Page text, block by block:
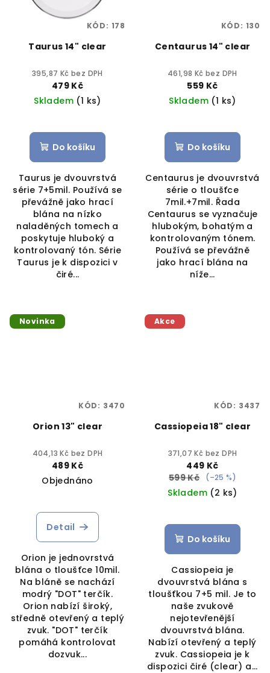
Taurus 14" clear
395,87 Kč bez DPH
479 Kč
Skladem (1 ks)
hodnocení
produktu
z
5
hvězdiček.
Do košíku
Taurus je dvouvrstvá
série 7+5mil. Používá se
převážně jako hrací
blána na nízko
naladěných tomech a
poskytuje hluboký a
kontrolovaný tón. Série
Taurus je k dispozici v
čiré...
KÓD: 178
Centaurus 14" clear
461,98 Kč bez DPH
559 Kč
Skladem (1 ks)
Do košíku
Centaurus je dvouvrstvá
série o tloušťce
7mil.+7mil. Řada
Centaurus se vyznačuje
hlubokým, bohatým a
kontrolovaným tónem.
Používá se převážně
jako hrací blána na
níže...
KÓD: 130
Novinka
Orion 13" clear
404,13 Kč bez DPH
489 Kč
Objednáno
Detail
Orion je jednovrstvá
blána o tloušťce 10mil.
Na bláně se nachází
modrý "DOT" terčík.
Orion nabízí široký,
středně otevřený a teplý
zvuk. "DOT" terčík
pomáhá kontrolovat
dozvuk...
KÓD: 3470
Akce
Cassiopeia 18" clear
371,07 Kč bez DPH
449 Kč
599 Kč
(–25 %)
Skladem (2 ks)
Do košíku
Cassiopeia je
dvouvrstvá blána s
tloušťkou 7+5 mil. Je to
naše zvukově
nejotevřenější
dvouvrstvá blána.
Nabízí otevřený a teplý
zvuk. Cassiopeia je k
dispozici čiré (clear) a...
KÓD: 3437